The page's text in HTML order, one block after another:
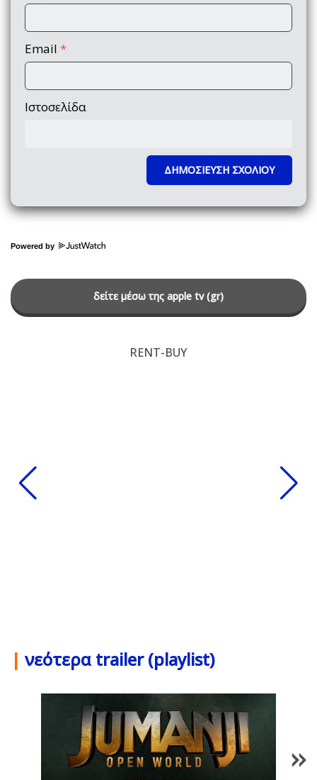
Email *
Ιστοσελίδα
Powered by
δείτε μέσω της apple tv (gr)
RENT-BUY
| νεότερα trailer (playlist)